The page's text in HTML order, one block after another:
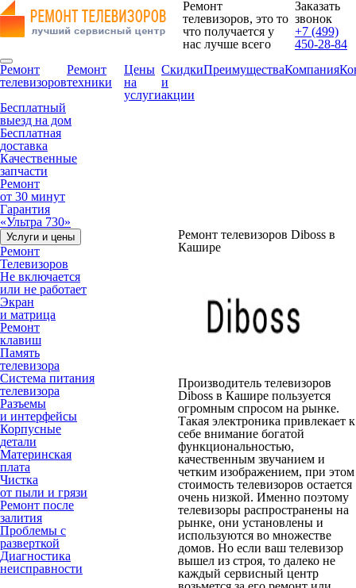
Ремонт
телевизоров, это то
что получается у
нас лучше всего
Заказать
звонок
+7 (499)
450-28-84
Ремонт
телевизоров
Ремонт
техники
Цены
на
услуги
Скидки
и
акции
ПреимуществаКомпания
Бесплатный
выезд на дом
Бесплатная
доставка
Качественные
запчасти
Ремонт
от 30 минут
Гарантия
«Ультра 730»
Услуги и цены
Ремонт
Телевизоров
Не включается
или не работает
Экран
и матрица
Ремонт
клавиш
Память
телевизора
Система питания
телевизора
Разъемы
и интерфейсы
Корпусные
детали
Материнская
плата
Чистка
от пыли и грязи
Ремонт после
залития
Проблемы с
разверткой
Диагностика
неисправности
Ремонт телевизоров Diboss в
Кашире
Производитель телевизоров
Diboss в Кашире пользуется
огромным спросом на рынке.
Такая электроника привлекает к
себе внимание богатой
функциональностью,
качественным звучанием и
четким изображением, при этом
стоимость телевизоров остается
очень низкой. Именно поэтому
телевизоры распространены на
рынке, они установлены и
используются во множестве
домов. Но если ваш телевизор
вышел из строя, то далеко не
каждый сервисный центр